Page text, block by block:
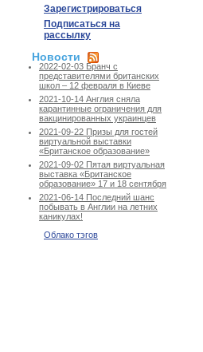
Зарегистрироваться
Подписаться на
рассылку
Новости
2022-02-03 Бранч с
представителями британских
школ – 12 февраля в Киеве
2021-10-14 Англия сняла
карантинные ограничения для
вакцинированных украинцев
2021-09-22 Призы для гостей
виртуальной выставки
«Британское образование»
2021-09-02 Пятая виртуальная
выставка «Британское
образование» 17 и 18 сентября
2021-06-14 Последний шанс
побывать в Англии на летних
каникулах!
Облако тэгов